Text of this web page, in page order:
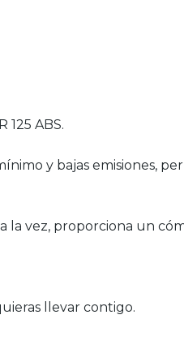
ABS.
y bajas emisiones,
la vez, proporciona un
llevar contigo.